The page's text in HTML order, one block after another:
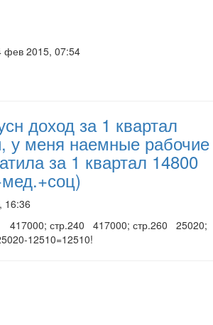
фев 2015, 07:54
доход за 1 квартал
у меня наемные рабочие
за 1 квартал 14800
16:36
стр.240 417000; стр.260 25020;
12510=12510!